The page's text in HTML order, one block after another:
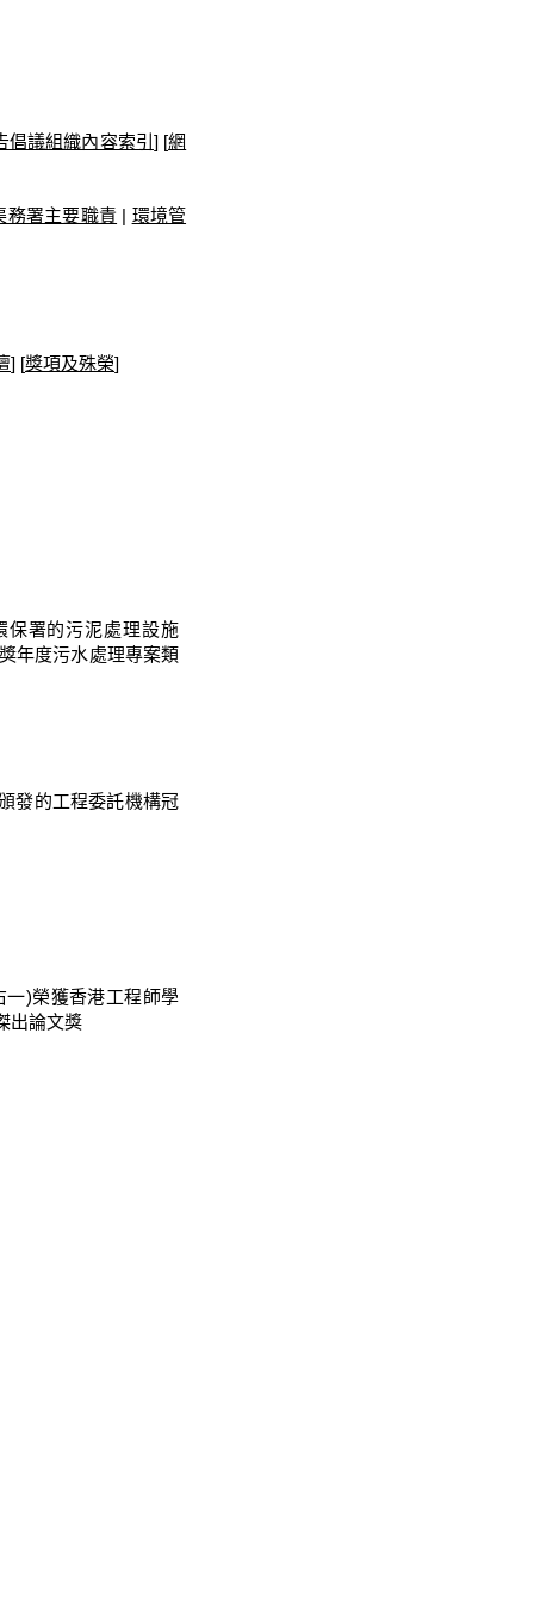
倡議組織內容索引 ] [網
務署主要職責 | 環境管
] [獎項及殊榮]
保署的污泥處理設施
年度污水處理專案類
發的工程委託機構冠
一)榮獲香港工程師學
出論文獎